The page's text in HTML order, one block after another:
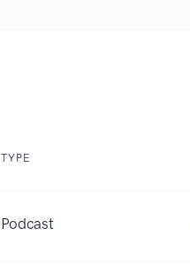
TYPE
Podcast